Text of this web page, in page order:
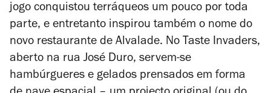
jogo conquistou terráqueos um pouco por toda
parte, e entretanto inspirou também o nome do
novo restaurante de Alvalade. No Taste Invaders,
aberto na rua José Duro, servem-se
hambúrgueres e gelados prensados em forma